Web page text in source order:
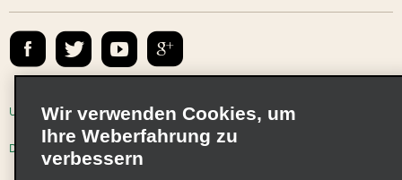
Emerald Club Anmelden
Kontakt
E-Mail anmelden
Unternehmensinformationen Nutzungsbedingungen
Datenschutzrichtlinie Cookie-Richtlinie
Wir verwenden Cookies, um
Ihre Weberfahrung zu
verbessern